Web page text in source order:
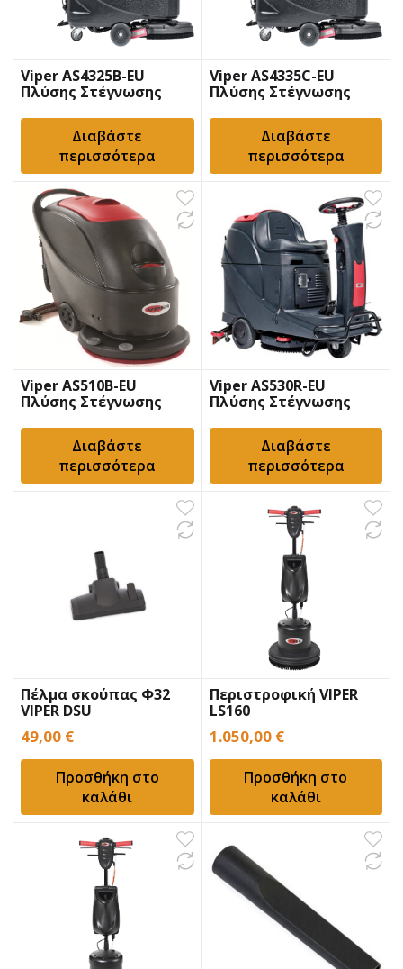
Viper AS4325B-EU
Πλύσης Στέγνωσης
Διαβάστε
περισσότερα
Viper AS4335C-EU
Πλύσης Στέγνωσης
Διαβάστε
περισσότερα
Viper AS510B-EU
Πλύσης Στέγνωσης
Διαβάστε
περισσότερα
Viper AS530R-EU
Πλύσης Στέγνωσης
Διαβάστε
περισσότερα
Πέλμα σκούπας Φ32
VIPER DSU
49,00 €
Προσθήκη στο
καλάθι
Περιστροφική VIPER
LS160
1.050,00 €
Προσθήκη στο
καλάθι